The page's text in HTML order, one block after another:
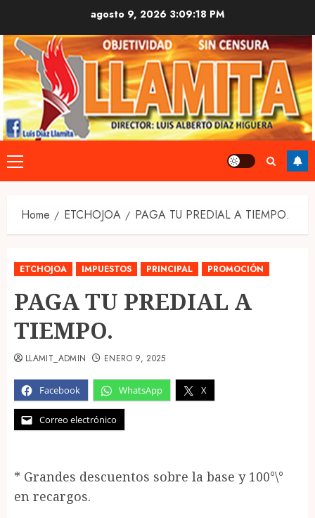
content
agosto 9, 2026 3:09:18 PM
Primary
Menu
Home ETCHOJOA PAGA TU PREDIAL A TIEMPO.
ETCHOJOA IMPUESTOS PRINCIPAL PROMOCIÓN
PAGA TU PREDIAL A
TIEMPO.
Facebook WhatsApp X
Correo electrónico
LLAMIT_ADMIN ENERO 9, 2025
* Grandes descuentos sobre la base y 100°\°
en recargos.